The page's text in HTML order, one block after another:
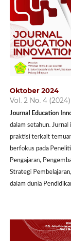
Oktober 2024
Vol. 2 No. 4 (2024)
Journal Education
dalam setahun.
praktisi terkait
berfokus pada
Pengajaran,
Strategi
dalam dunia